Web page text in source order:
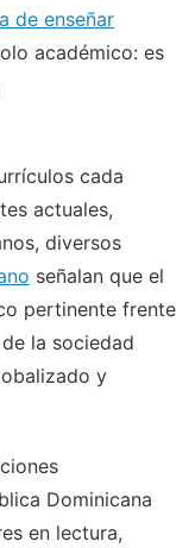
de enseñar
académico: es
cada
actuales,
diversos
señalan que el
pertinente frente
la sociedad
y
Dominicana
en lectura,